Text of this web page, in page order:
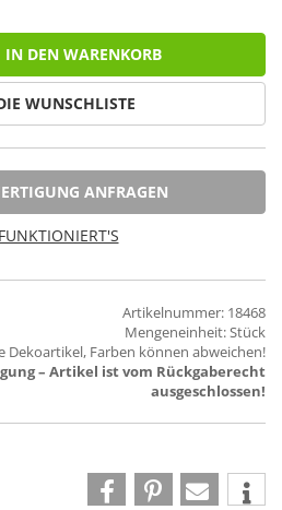
IN DEN WARENKORB
WUNSCHLISTE
ANFRAGEN
Artikelnummer: 18468
Mengeneinheit: Stück
Dekoartikel, Farben können abweichen!
– Artikel ist vom Rückgaberecht
ausgeschlossen!